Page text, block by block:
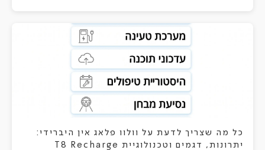
כל מה שצריך לדעת על וולוו פלאג אין היברידי:
יתרונות, דגמים וטכנולוגיית T8 Recharge